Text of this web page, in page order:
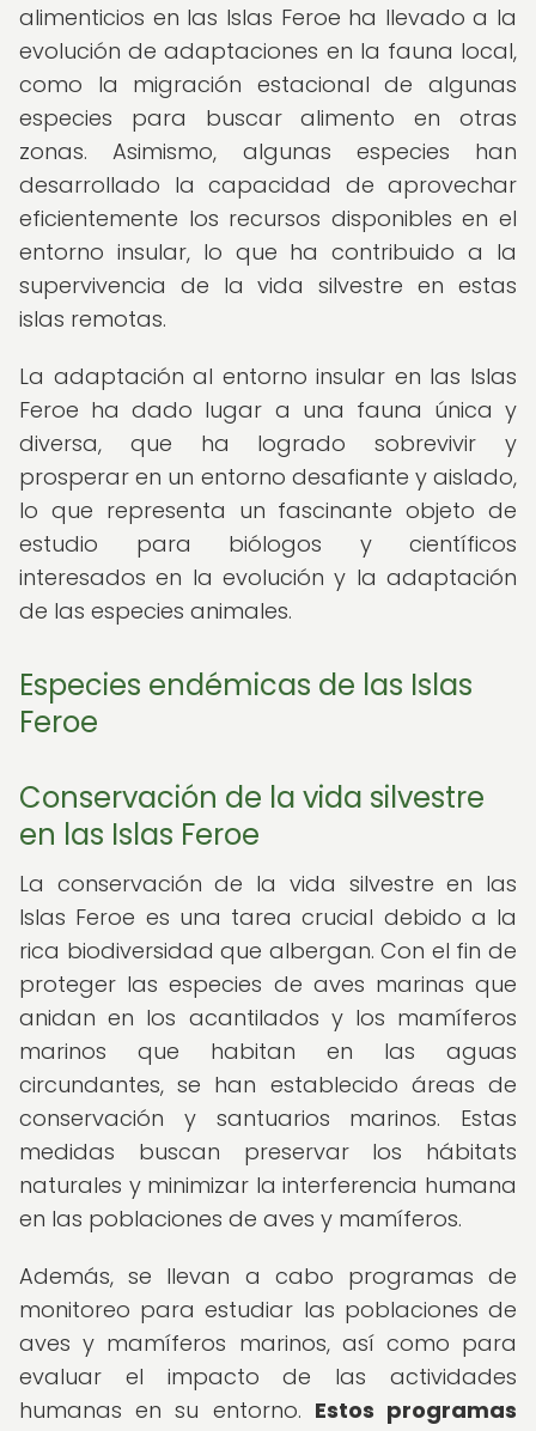
alimenticios en las Islas Feroe ha llevado a la
evolución de adaptaciones en la fauna local,
como la migración estacional de algunas
especies para buscar alimento en otras
zonas. Asimismo, algunas especies han
desarrollado la capacidad de aprovechar
eficientemente los recursos disponibles en el
entorno insular, lo que ha contribuido a la
supervivencia de la vida silvestre en estas
islas remotas.
La adaptación al entorno insular en las Islas
Feroe ha dado lugar a una fauna única y
diversa, que ha logrado sobrevivir y
prosperar en un entorno desafiante y aislado,
lo que representa un fascinante objeto de
estudio para biólogos y científicos
interesados en la evolución y la adaptación
de las especies animales.
Especies endémicas de las Islas
Feroe
Conservación de la vida silvestre
en las Islas Feroe
La conservación de la vida silvestre en las
Islas Feroe es una tarea crucial debido a la
rica biodiversidad que albergan. Con el fin de
proteger las especies de aves marinas que
anidan en los acantilados y los mamíferos
marinos que habitan en las aguas
circundantes, se han establecido áreas de
conservación y santuarios marinos. Estas
medidas buscan preservar los hábitats
naturales y minimizar la interferencia humana
en las poblaciones de aves y mamíferos.
Además, se llevan a cabo programas de
monitoreo para estudiar las poblaciones de
aves y mamíferos marinos, así como para
evaluar el impacto de las actividades
humanas en su entorno. Estos programas